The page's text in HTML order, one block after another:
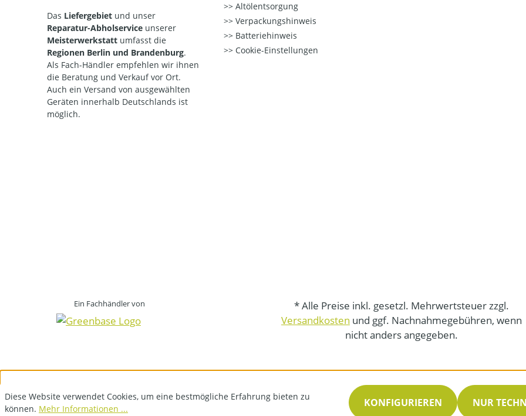
Das Liefergebiet und unser
Reparatur-Abholservice unserer
Meisterwerkstatt umfasst die
Regionen Berlin und Brandenburg.
Als Fach-Händler empfehlen wir ihnen
die Beratung und Verkauf vor Ort.
Auch ein Versand von ausgewählten
Geräten innerhalb Deutschlands ist
möglich.
Altölentsorgung
Verpackungshinweis
Batteriehinweis
Cookie-Einstellungen
Ein Fachhändler von
* Alle Preise inkl. gesetzl. Mehrwertsteuer zzgl.
Versandkosten und ggf. Nachnahmegebühren, wenn
nicht anders angegeben.
Diese Website verwendet Cookies, um eine bestmögliche Erfahrung bieten zu
können. Mehr Informationen ... NUR
KONFIGURIEREN